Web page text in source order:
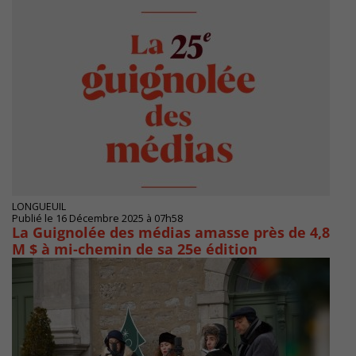
LONGUEUIL
Publié le 16 Décembre 2025 à 07h58
La Guignolée des médias amasse près de 4,8
M $ à mi-chemin de sa 25e édition